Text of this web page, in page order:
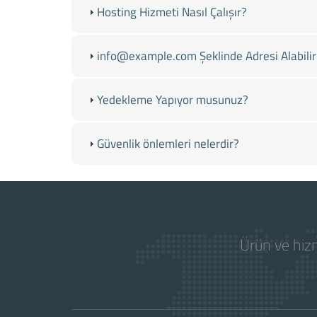
Hosting Hizmeti Nasıl Çalışır?
info@example.com Şeklinde Adresi
Yedekleme Yapıyor musunuz?
Güvenlik önlemleri nelerdir?
Ürün ve